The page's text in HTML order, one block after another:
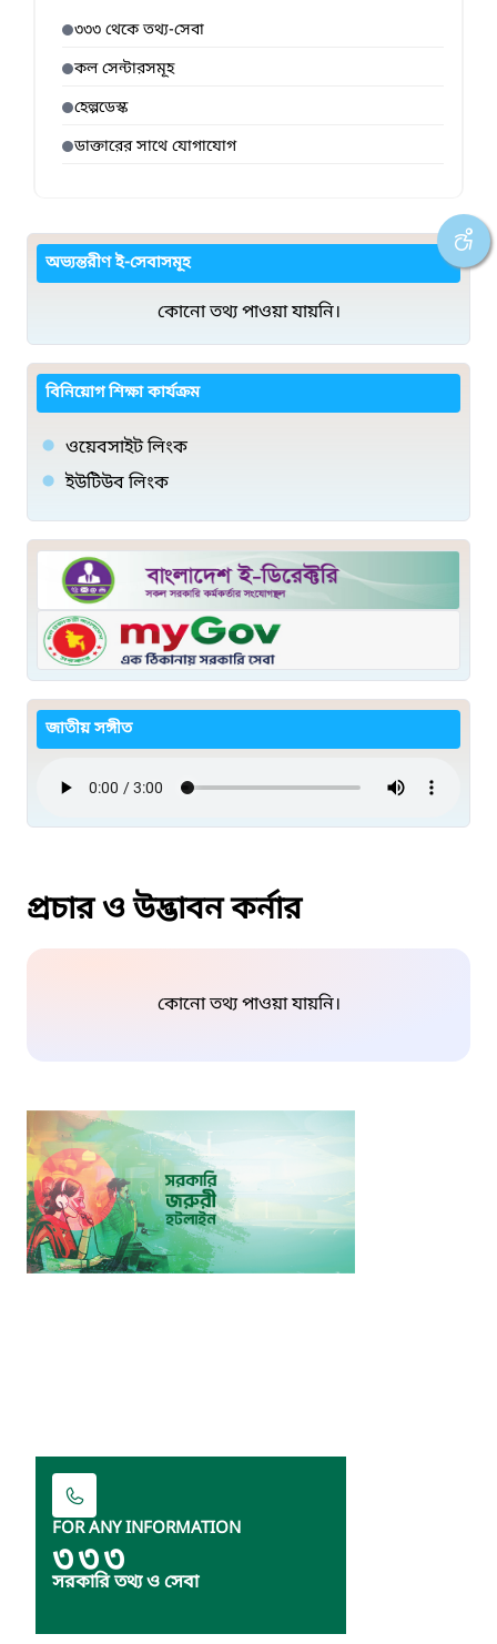
৩৩৩ থেকে তথ্য-সেবা
কল সেন্টারসমূহ
হেল্পডেস্ক
ডাক্তারের সাথে যোগাযোগ
অভ্যন্তরীণ ই-সেবাসমূহ
কোনো তথ্য পাওয়া যায়নি।
বিনিয়োগ শিক্ষা কার্যক্রম
ওয়েবসাইট লিংক
ইউটিউব লিংক
জাতীয় সঙ্গীত
প্রচার ও উদ্ভাবন কর্নার
কোনো তথ্য পাওয়া যায়নি।
FOR ANY INFORMATION
৩৩৩
সরকারি তথ্য ও সেবা